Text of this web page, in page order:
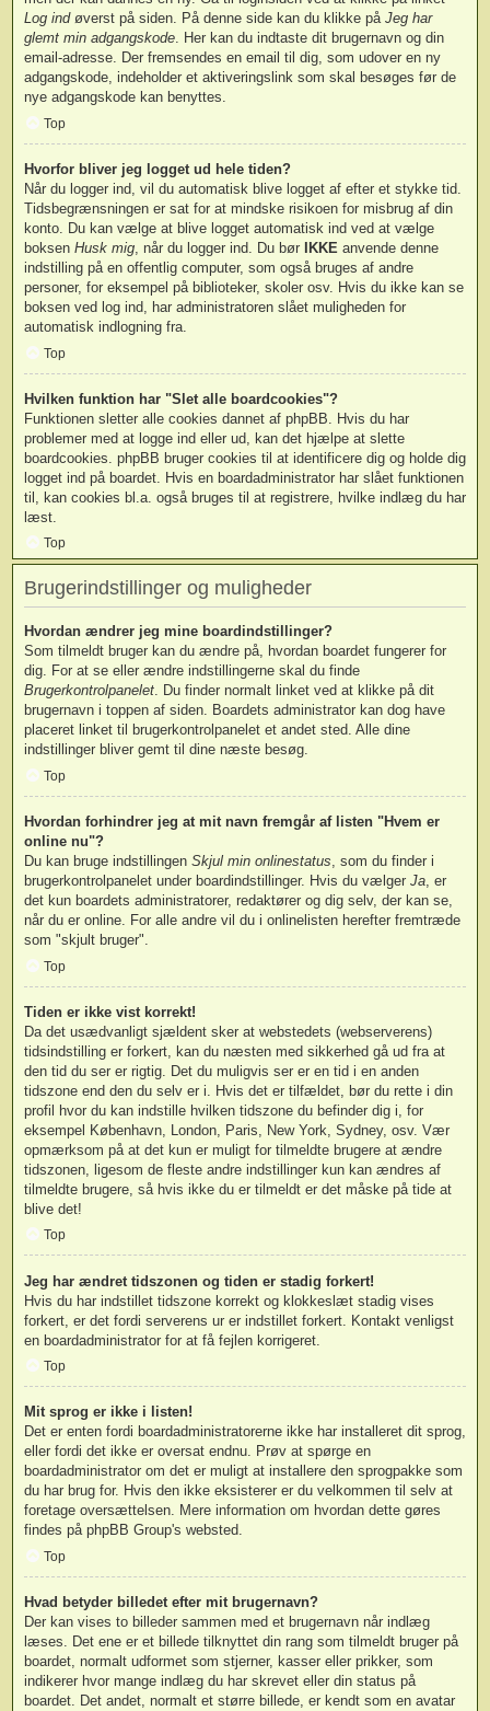
Log indøverst på siden. På denne side kan du klikke på Jeg har
glemt min adgangskode. Her kan du indtaste dit brugernavn og din
email-adresse. Der fremsendes en email til dig, som udover en ny
adgangskode, indeholder et aktiveringslink som skal besøges før de
nye adgangskode kan benyttes.
Top
Hvorfor bliver jeg logget ud hele tiden?
Når du logger ind, vil du automatisk blive logget af efter et stykke tid.
Tidsbegrænsningen er sat for at mindske risikoen for misbrug af din
konto. Du kan vælge at blive logget automatisk ind ved at vælge
boksen Husk mig, når du logger ind. Du bør IKKE anvende denne
indstilling på en offentlig computer, som også bruges af andre
personer, for eksempel på biblioteker, skoler osv. Hvis du ikke kan se
boksen ved log ind, har administratoren slået muligheden for
automatisk indlogning fra.
Top
Hvilken funktion har "Slet alle boardcookies"?
Funktionen sletter alle cookies dannet af phpBB. Hvis du har
problemer med at logge ind eller ud, kan det hjælpe at slette
boardcookies. phpBB bruger cookies til at identificere dig og holde dig
logget ind på boardet. Hvis en boardadministrator har slået funktionen
til, kan cookies bl.a. også bruges til at registrere, hvilke indlæg du har
læst.
Top
Brugerindstillinger og muligheder
Hvordan ændrer jeg mine boardindstillinger?
Som tilmeldt bruger kan du ændre på, hvordan boardet fungerer for
dig. For at se eller ændre indstillingerne skal du finde
Brugerkontrolpanelet. Du finder normalt linket ved at klikke på dit
brugernavn i toppen af siden. Boardets administrator kan dog have
placeret linket til brugerkontrolpanelet et andet sted. Alle dine
indstillinger bliver gemt til dine næste besøg.
Top
Hvordan forhindrer jeg at mit navn fremgår af listen "Hvem er
online nu"?
Du kan bruge indstillingen Skjul min onlinestatus, som du finder i
brugerkontrolpanelet under boardindstillinger. Hvis du vælger Ja, er
det kun boardets administratorer, redaktører og dig selv, der kan se,
når du er online. For alle andre vil du i onlinelisten herefter fremtræde
som "skjult bruger".
Top
Tiden er ikke vist korrekt!
Da det usædvanligt sjældent sker at webstedets (webserverens)
tidsindstilling er forkert, kan du næsten med sikkerhed gå ud fra at
den tid du ser er rigtig. Det du muligvis ser er en tid i en anden
tidszone end den du selv er i. Hvis det er tilfældet, bør du rette i din
profil hvor du kan indstille hvilken tidszone du befinder dig i, for
eksempel København, London, Paris, New York, Sydney, osv. Vær
opmærksom på at det kun er muligt for tilmeldte brugere at ændre
tidszonen, ligesom de fleste andre indstillinger kun kan ændres af
tilmeldte brugere, så hvis ikke du er tilmeldt er det måske på tide at
blive det!
Top
Jeg har ændret tidszonen og tiden er stadig forkert!
Hvis du har indstillet tidszone korrekt og klokkeslæt stadig vises
forkert, er det fordi serverens ur er indstillet forkert. Kontakt venligst
en boardadministrator for at få fejlen korrigeret.
Top
Mit sprog er ikke i listen!
Det er enten fordi boardadministratorerne ikke har installeret dit sprog,
eller fordi det ikke er oversat endnu. Prøv at spørge en
boardadministrator om det er muligt at installere den sprogpakke som
du har brug for. Hvis den ikke eksisterer er du velkommen til selv at
foretage oversættelsen. Mere information om hvordan dette gøres
findes på phpBB Group's websted.
Top
Hvad betyder billedet efter mit brugernavn?
Der kan vises to billeder sammen med et brugernavn når indlæg
læses. Det ene er et billede tilknyttet din rang som tilmeldt bruger på
boardet, normalt udformet som stjerner, kasser eller prikker, som
indikerer hvor mange indlæg du har skrevet eller din status på
boardet. Det andet, normalt et større billede, er kendt som en avatar